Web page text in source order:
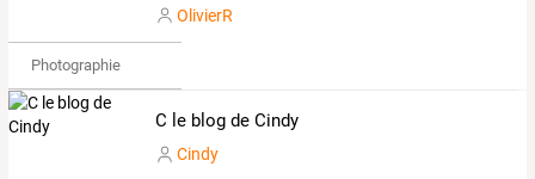
OlivierR
Photographie
C le blog de Cindy
Cindy